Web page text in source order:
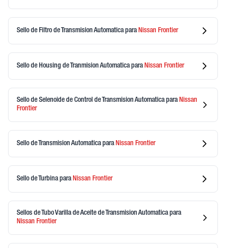
Sello de Filtro de Transmision Automaticapara Nissan Frontier
Sello de Housing de Tranmision Automaticapara Nissan Frontier
Sello de Selenoide de Control de Transmision Automatica paraNissan
Frontier
Sello de Transmision Automaticapara Nissan Frontier
Sello de Turbinapara Nissan Frontier
Sellos de Tubo Varilla de Aceite de Transmision Automatica para
Nissan Frontier